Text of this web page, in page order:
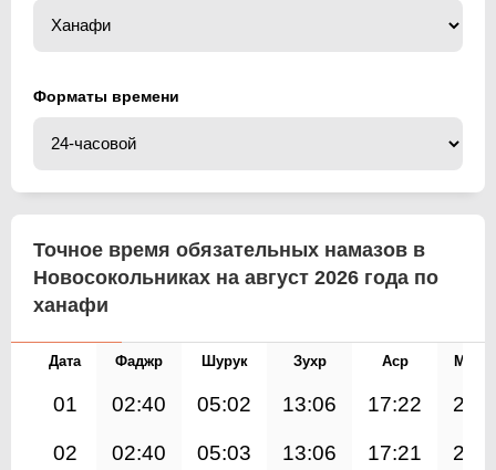
Форматы времени
Точное время обязательных намазов в
Новосокольниках на август 2026 года по
ханафи
Дата Фаджр Шурук Зухр Аср
01 02:40 05:02 13:06 17:22
02 02:40 05:03 13:06 17:21